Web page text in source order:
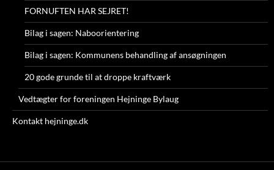
FORNUFTEN HAR SEJRET!
Bilag i sagen: Naboorientering
Bilag i sagen: Kommunens behandling af ansøgningen
20 gode grunde til at droppe kraftværk
Vedtægter for foreningen Hejninge Bylaug
Kontakt hejninge.dk